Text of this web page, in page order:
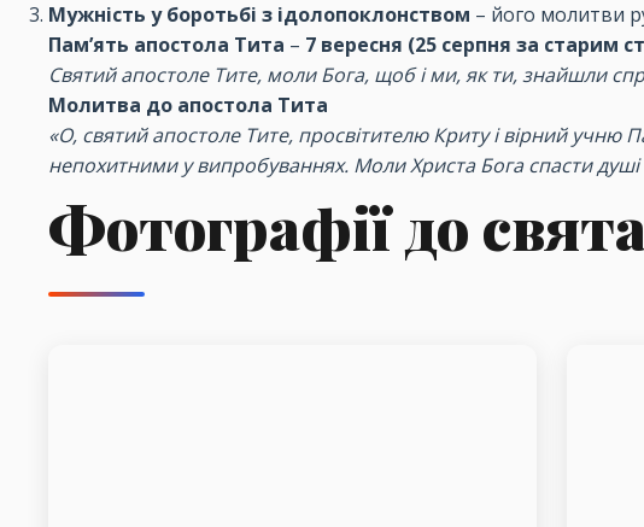
Мужність у боротьбі з ідолопоклонством – його молитви
Пам’ять апостола Тита – 7 вересня (25 серпня за старим
Святий апостоле Тите, моли Бога, щоб і ми, як ти, знайшли
Молитва до апостола Тита
«О, святий апостоле Тите, просвітителю Криту і вірний
непохитними у випробуваннях. Моли Христа Бога спасти душі
Фотографії до